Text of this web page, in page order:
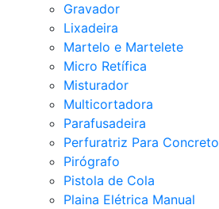
Gravador
Lixadeira
Martelo e Martelete
Micro Retífica
Misturador
Multicortadora
Parafusadeira
Perfuratriz Para Concreto
Pirógrafo
Pistola de Cola
Plaina Elétrica Manual